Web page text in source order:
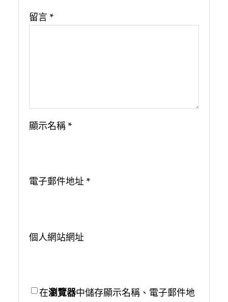
留言 *
顯示名稱 *
電子郵件地址 *
個人網站網址
在瀏覽器中儲存顯示名稱、電子郵件地